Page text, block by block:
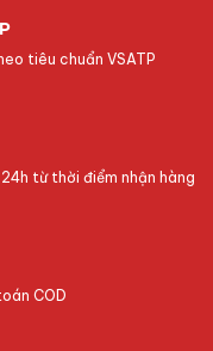
tiêu chuẩn VSATP
từ thời điểm nhận hàng
COD